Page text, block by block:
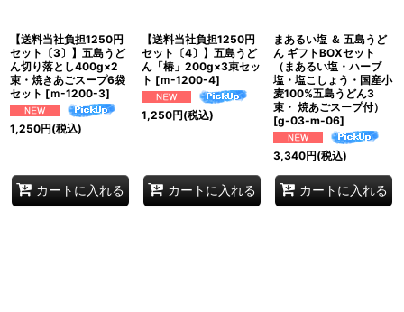
【送料当社負担1250円
セット〔3〕】五島うど
ん切り落とし400g×2
束・焼きあごスープ6袋
セット [ｍ-1200-3]
1,250円(税込)
カートに入れる
【送料当社負担1250円
セット〔4〕】五島うど
ん「椿」200g×3束セッ
ト [ｍ-1200-4]
1,250円(税込)
カートに入れる
まあるい塩 ＆ 五島うど
ん ギフトBOXセット
（まあるい塩・ハーブ
塩・塩こしょう・国産小
麦100%五島うどん3
束・ 焼あごスープ付）
[g-03-m-06]
3,340円(税込)
カートに入れる